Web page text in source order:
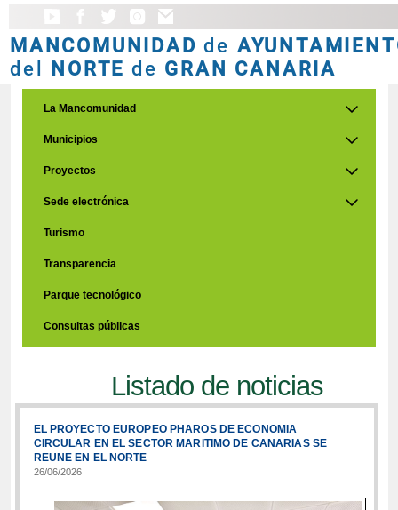
MANCOMUNIDAD de
del NORTE de GRAN CANARIA
La Mancomunidad
Municipios
Proyectos
Sede electrónica
Turismo
Transparencia
Parque tecnológico
Consultas públicas
Listado de noticias
EL PROYECTO EUROPEO PHAROS DE ECONOMIA
CIRCULAR EN EL SECTOR MARITIMO DE CANARIAS SE
REUNE EN EL NORTE
26/06/2026